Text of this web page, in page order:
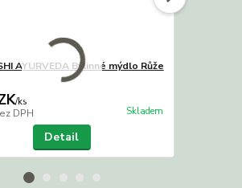
AYURVEDA Bylinné mýdlo Růže
/ks
DPH Skladem
Detail